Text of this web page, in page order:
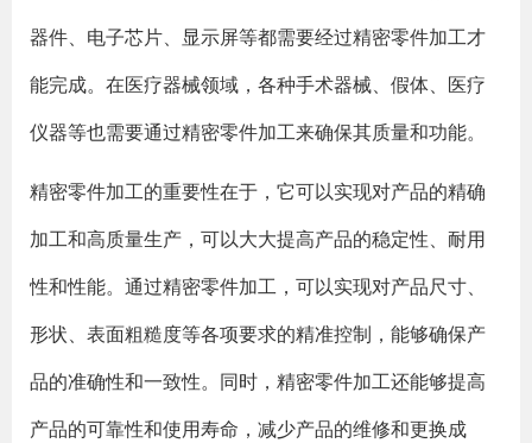
器件、电子芯片、显示屏等都需要经过精密零件加工才
能完成。在医疗器械领域，各种手术器械、假体、医疗
仪器等也需要通过精密零件加工来确保其质量和功能。
精密零件加工的重要性在于，它可以实现对产品的精确
加工和高质量生产，可以大大提高产品的稳定性、耐用
性和性能。通过精密零件加工，可以实现对产品尺寸、
形状、表面粗糙度等各项要求的精准控制，能够确保产
品的准确性和一致性。同时，精密零件加工还能够提高
产品的可靠性和使用寿命，减少产品的维修和更换成